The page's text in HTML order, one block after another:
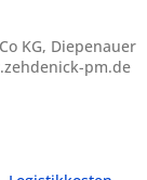
KG, Diepenauer
pm.de